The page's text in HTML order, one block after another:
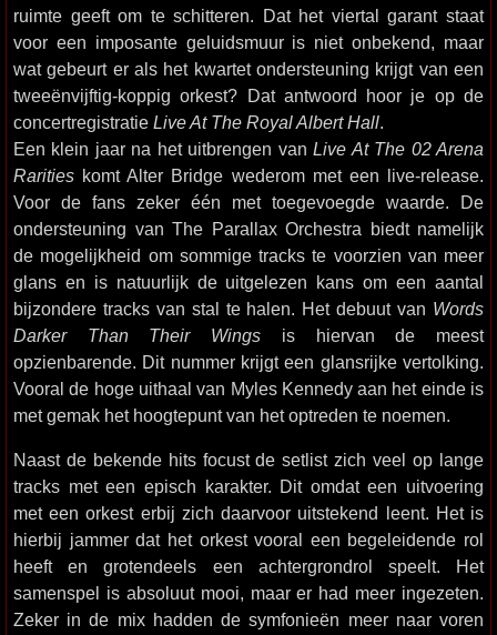
ruimte geeft om te schitteren. Dat het viertal garant staat
voor een imposante geluidsmuur is niet onbekend, maar
wat gebeurt er als het kwartet ondersteuning krijgt van een
tweeënvijftig-koppig orkest? Dat antwoord hoor je op de
concertregistratie Live At The Royal Albert Hall.
Een klein jaar na het uitbrengen vanLive At The 02 Arena
Rarities komt Alter Bridge wederom met een live-release.
Voor de fans zeker één met toegevoegde waarde. De
ondersteuning van The Parallax Orchestra biedt namelijk
de mogelijkheid om sommige tracks te voorzien van meer
glans en is natuurlijk de uitgelezen kans om een aantal
bijzondere tracks van stal te halen. Het debuut van Words
Darker Than Their Wings is hiervan de meest
opzienbarende. Dit nummer krijgt een glansrijke vertolking.
Vooral de hoge uithaal van Myles Kennedy aan het einde is
met gemak het hoogtepunt van het optreden te noemen.
Naast de bekende hits focust de setlist zich veel op lange
tracks met een episch karakter. Dit omdat een uitvoering
met een orkest erbij zich daarvoor uitstekend leent. Het is
hierbij jammer dat het orkest vooral een begeleidende rol
heeft en grotendeels een achtergrondrol speelt. Het
samenspel is absoluut mooi, maar er had meer ingezeten.
Zeker in de mix hadden de symfonieën meer naar voren